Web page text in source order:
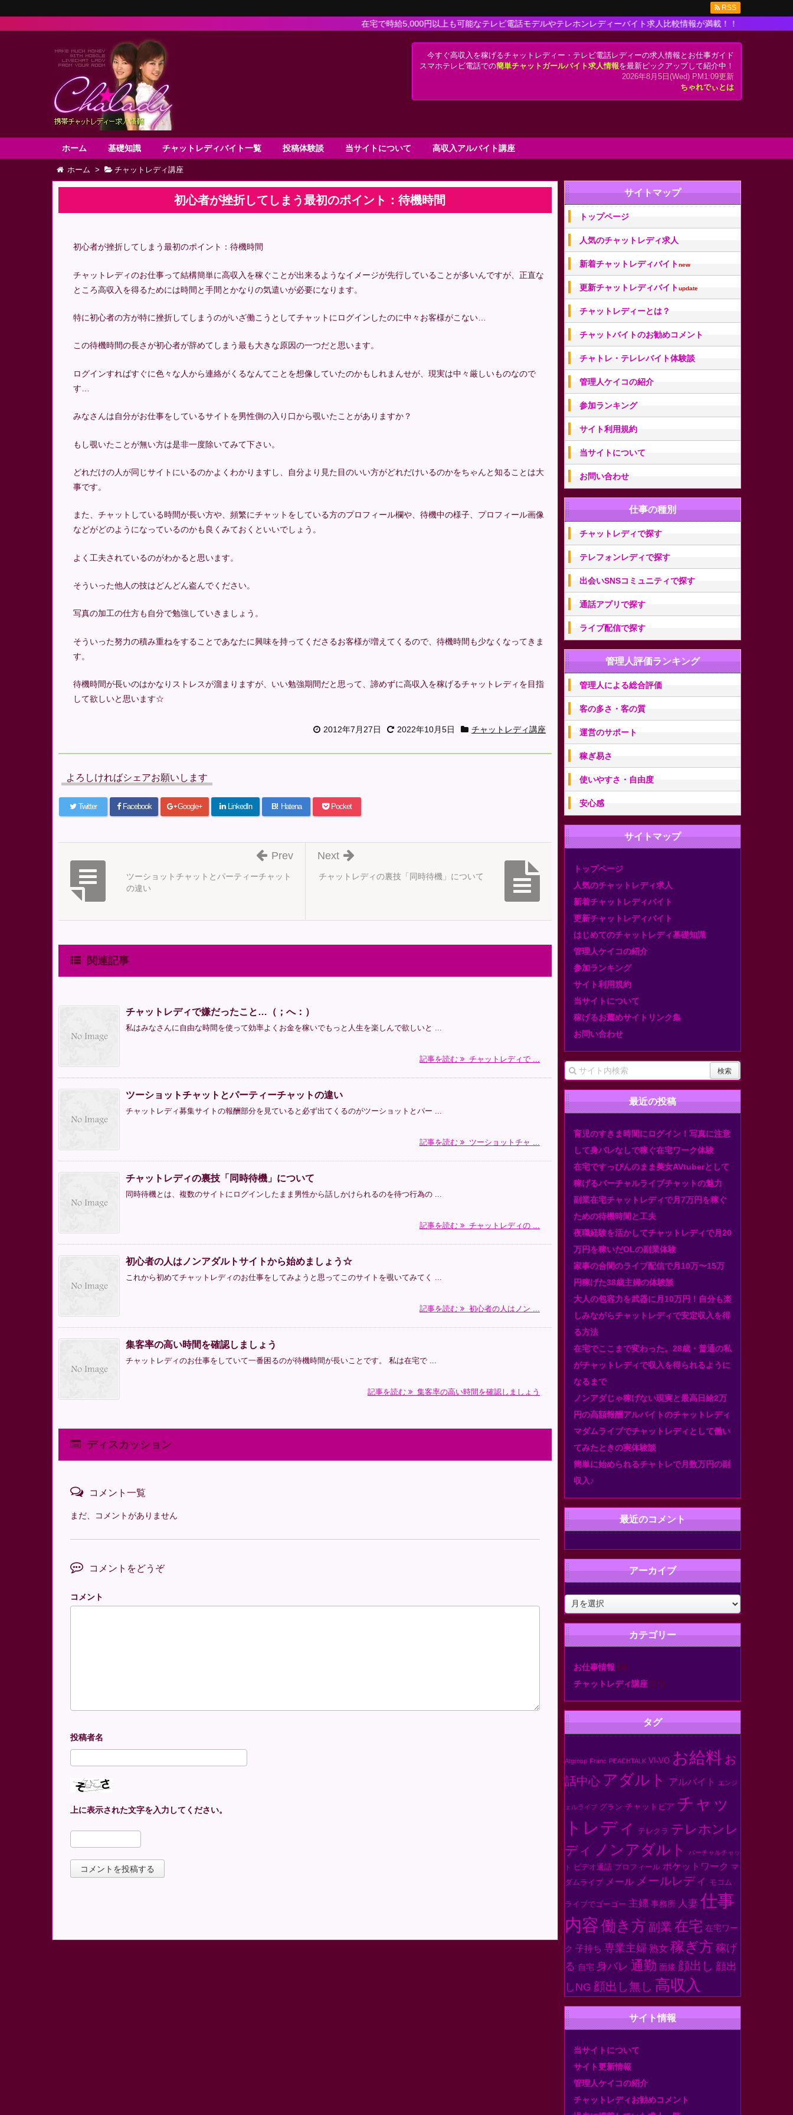
在宅で時給5,000円以上も可能なテレビ電話モデルやテレホンレディーバイト求人比較情報が満載！！
今すぐ高収入を稼げるチャットレディー・テレビ電話レディーの求人情報とお仕事ガイド
スマホテレビ電話での簡単チャットガールバイト求人情報を最新ピックアップして紹介中！
2026年8月5日(Wed) PM1:09更新
ちゃれでぃとは
ホーム 基礎知識 チャットレディバイト一覧 投稿体験談 当サイトについて 高収入アルバイト講座
RSS
ホーム > チャットレディ講座
初心者が挫折してしまう最初のポイント：待機時間
初心者が挫折してしまう最初のポイント：待機時間
チャットレディのお仕事って結構簡単に高収入を稼ぐことが出来るようなイメージが先行していることが多いんですが、正直な
ところ高収入を得るためには時間と手間とかなりの気遣いが必要になります。
特に初心者の方が特に挫折してしまうのがいざ働こうとしてチャットにログインしたのに中々お客様がこない…
この待機時間の長さが初心者が辞めてしまう最も大きな原因の一つだと思います。
ログインすればすぐに色々な人から連絡がくるなんてことを想像していたのかもしれまんせが、現実は中々厳しいものなので
す…
みなさんは自分がお仕事をしているサイトを男性側の入り口から覗いたことがありますか？
もし覗いたことが無い方は是非一度除いてみて下さい。
どれだけの人が同じサイトにいるのかよくわかりますし、自分より見た目のいい方がどれだけいるのかをちゃんと知ることは大
事です。
また、チャットしている時間が長い方や、頻繁にチャットをしている方のプロフィール欄や、待機中の様子、プロフィール画像
などがどのようになっているのかも良くみておくといいでしょう。
よく工夫されているのがわかると思います。
そういった他人の技はどんどん盗んでください。
写真の加工の仕方も自分で勉強していきましょう。
そういった努力の積み重ねをすることであなたに興味を持ってくださるお客様が増えてくるので、待機時間も少なくなってきま
す。
待機時間が長いのはかなりストレスが溜まりますが、いい勉強期間だと思って、諦めずに高収入を稼げるチャットレディを目指
して欲しいと思います☆
2012年7月27日 2022年10月5日 チャットレディ講座
よろしければシェアお願いします
Twitter Facebook Google+ LinkedIn B! Hatena Pocket
チャットレディの裏技「同時待機」について
Next
ツーショットチャットとパーティーチャット
の違い
Prev
関連記事
チャットレディで嫌だったこと…（；へ：）
私はみなさんに自由な時間を使って効率よくお金を稼いでもっと人生を楽しんで欲しいと ...
記事を読む チャットレディで ...
ツーショットチャットとパーティーチャットの違い
チャットレディ募集サイトの報酬部分を見ていると必ず出てくるのがツーショットとパー ...
記事を読む ツーショットチャ ...
チャットレディの裏技「同時待機」について
同時待機とは、複数のサイトにログインしたまま男性から話しかけられるのを待つ行為の ...
記事を読む チャットレディの ...
初心者の人はノンアダルトサイトから始めましょう☆
これから初めてチャットレディのお仕事をしてみようと思ってこのサイトを覗いてみてく ...
記事を読む 初心者の人はノン ...
集客率の高い時間を確認しましょう
チャットレディのお仕事をしていて一番困るのが待機時間が長いことです。 私は在宅で ...
記事を読む 集客率の高い時間を確認しましょう
ディスカッション
コメント一覧
まだ、コメントがありません
コメントをどうぞ
コメント
上に表示された文字を入力してください。
サイトマップ
トップページ
人気のチャットレディ求人
新着チャットレディバイトnew
更新チャットレディバイトupdate
チャットレディーとは？
チャットバイトのお勧めコメント
チャトレ・テレレバイト体験談
管理人ケイコの紹介
参加ランキング
サイト利用規約
当サイトについて
お問い合わせ
仕事の種別
チャットレディで探す
テレフォンレディで探す
出会いSNSコミュニティで探す
通話アプリで探す
ライブ配信で探す
管理人評価ランキング
管理人による総合評価
客の多さ・客の質
運営のサポート
稼ぎ易さ
使いやすさ・自由度
安心感
サイトマップ
トップページ
人気のチャットレディ求人
新着チャットレディバイト
更新チャットレディバイト
はじめてのチャットレディ基礎知識
管理人ケイコの紹介
参加ランキング
サイト利用規約
当サイトについて
稼げるお薦めサイトリンク集
お問い合わせ
最近の投稿
育児のすきま時間にログイン！写真に注意
して身バレなしで稼ぐ在宅ワーク体験
在宅ですっぴんのまま美女AVtuberとして
稼げるバーチャルライブチャットの魅力
副業在宅チャットレディで月7万円を稼ぐ
ための待機時間と工夫
夜職経験を活かしてチャットレディで月20
万円を稼いだOLの副業体験
家事の合間のライブ配信で月10万〜15万
円稼げた38歳主婦の体験談
大人の包容力を武器に月10万円！自分も楽
しみながらチャットレディで安定収入を得
る方法
在宅でここまで変わった。28歳・普通の私
がチャットレディで収入を得られるように
なるまで
ノンアダじゃ稼げない現実と最高日給2万
円の高額報酬アルバイトのチャットレディ
マダムライブでチャットレディとして働い
てみたときの実体験談
簡単に始められるチャトレで月数万円の副
収入♪
最近のコメント
アーカイブ
ア
ー
カ
イ
ブ
カテゴリー
お仕事情報 (4)
チャットレディ講座 (17)
タグ
Atgroup Franc PEACHTALK VI-VO お給料 お
話中心 アダルト アルバイト エンジ
ェルライブ グラン チャットピア チャッ
トレディ
テレクラ テレホンレ
ディ ノンアダルト バーチャルチャッ
ト ビデオ通話 プロフィール ポケットワーク マ
ダムライブ
メール メールレディ モコム
ライブでゴーゴー 主婦 事務所 人妻 仕事
内容働き方 副業 在宅 在宅ワー
ク 子持ち 専業主婦 熟女 稼ぎ方 稼げ
る 自宅 身バレ 通勤 面接 顔出し 顔出
しNG 顔出し無し 高収入
サイト情報
当サイトについて
サイト更新情報
管理人ケイコの紹介
チャットレディお勧めコメント